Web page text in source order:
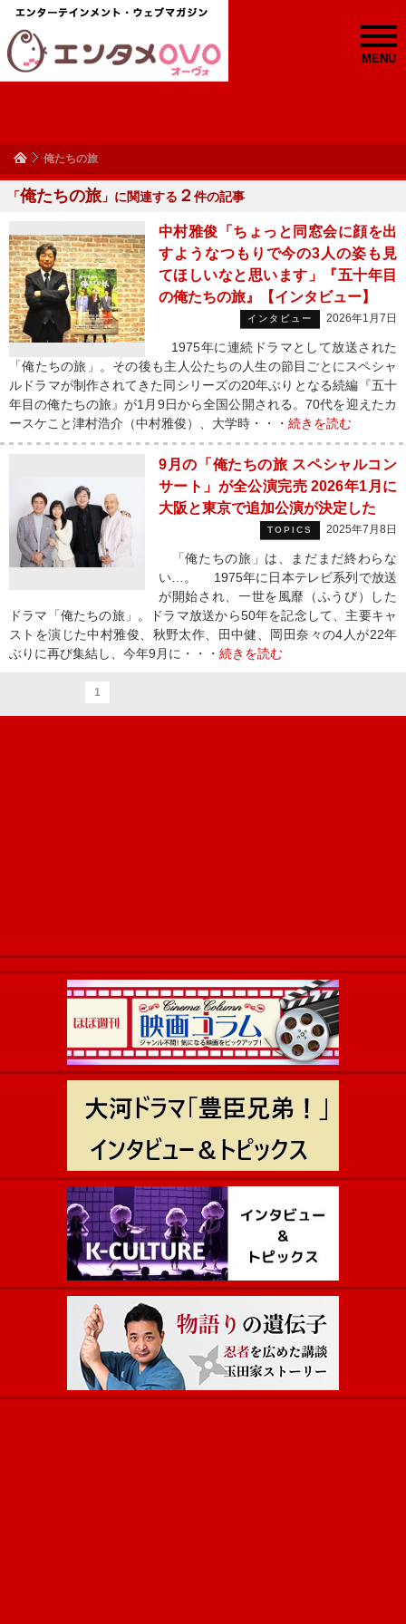
MENU
俺たちの旅
「俺たちの旅 」に関連する ２件の記事
中村雅俊「ちょっと同窓会に顔を出
すようなつもりで今の3人の姿も見
てほしいなと思います」『五十年目
の俺たちの旅』【インタビュー】
インタビュー 2026年1月7日
1975年に連続ドラマとして放送された
「俺たちの旅」。その後も主人公たちの人生の節目ごとにスペシャ
ルドラマが制作されてきた同シリーズの20年ぶりとなる続編『五十
年目の俺たちの旅』が1月9日から全国公開される。70代を迎えたカ
ースケこと津村浩介（中村雅俊）、大学時・・・ 続きを読む
9月の「俺たちの旅 スペシャルコン
サート」が全公演完売 2026年1月に
大阪と東京で追加公演が決定した
TOPICS 2025年7月8日
「俺たちの旅」は、まだまだ終わらな
い…。 1975年に日本テレビ系列で放送
が開始され、一世を風靡（ふうび）した
ドラマ「俺たちの旅」。ドラマ放送から50年を記念して、主要キャ
ストを演じた中村雅俊、秋野太作、田中健、岡田奈々の4人が22年
ぶりに再び集結し、今年9月に・・・ 続きを読む
1